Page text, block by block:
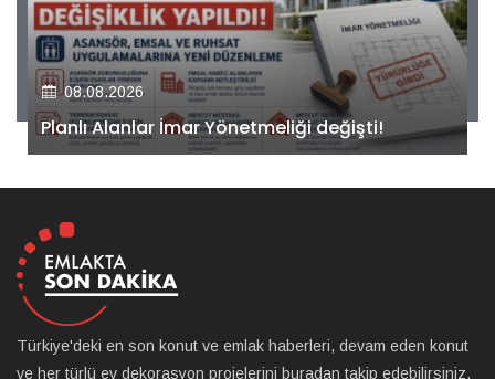
08.08.2026
Kiler GYO’dan Pendik Dolayoba projesiyle ilgili
önemli adım!
Türkiye'deki en son konut ve emlak haberleri, devam eden konut
ve her türlü ev dekorasyon projelerini buradan takip edebilirsiniz.